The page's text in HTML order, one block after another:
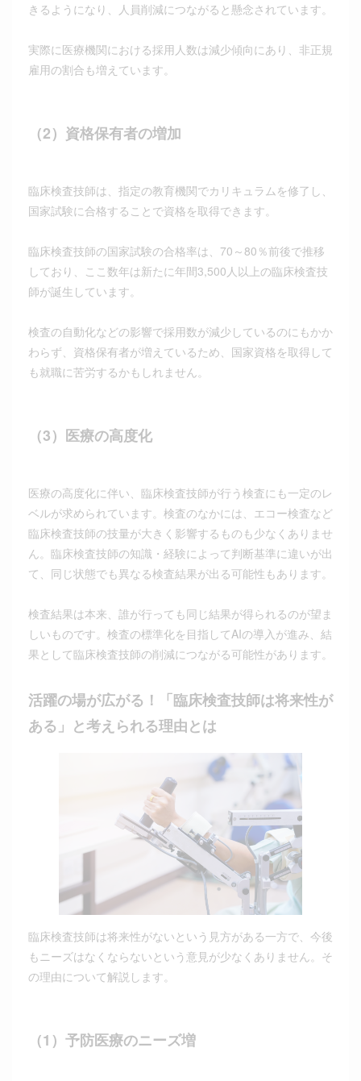
きるようになり、人員削減につながると懸念されています。
実際に医療機関における採用人数は減少傾向にあり、非正規
雇用の割合も増えています。
（2）資格保有者の増加
臨床検査技師は、指定の教育機関でカリキュラムを修了し、
国家試験に合格することで資格を取得できます。
臨床検査技師の国家試験の合格率は、70～80％前後で推移
しており、ここ数年は新たに年間3,500人以上の臨床検査技
師が誕生しています。
検査の自動化などの影響で採用数が減少しているのにもかか
わらず、資格保有者が増えているため、国家資格を取得して
も就職に苦労するかもしれません。
（3）医療の高度化
医療の高度化に伴い、臨床検査技師が行う検査にも一定のレ
ベルが求められています。検査のなかには、エコー検査など
臨床検査技師の技量が大きく影響するものも少なくありませ
ん。臨床検査技師の知識・経験によって判断基準に違いが出
て、同じ状態でも異なる検査結果が出る可能性もあります。
検査結果は本来、誰が行っても同じ結果が得られるのが望ま
しいものです。検査の標準化を目指してAIの導入が進み、結
果として臨床検査技師の削減につながる可能性があります。
活躍の場が広がる！「臨床検査技師は将来性が
ある」と考えられる理由とは
臨床検査技師は将来性がないという見方がある一方で、今後
もニーズはなくならないという意見が少なくありません。そ
の理由について解説します。
（1）予防医療のニーズ増